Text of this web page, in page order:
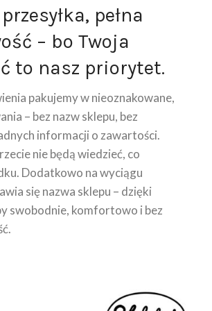
– bo Twoja
to nasz priorytet.
pakujemy w nieoznakowane,
– bez nazw sklepu, bez
informacji o zawartości.
nie będą wiedzieć, co
Dodatkowo na wyciągu
się nazwa sklepu – dzięki
swobodnie, komfortowo i bez